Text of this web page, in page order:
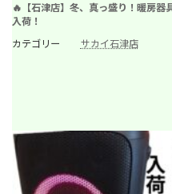
🔥【石津店】冬、真っ盛り！暖房器
入荷！
カテゴリー
サカイ石津店